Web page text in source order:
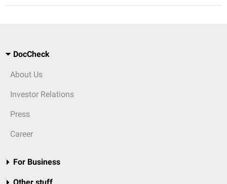
DocCheck
About Us
Investor Relations
Press
Career
For Business